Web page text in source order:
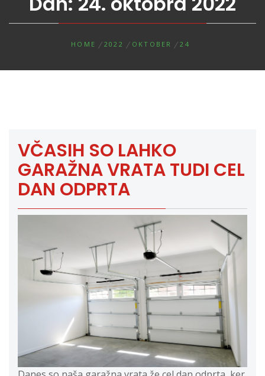
HOME 2022 OKTOBER 24
VČASIH SO LAHKO
GARAŽNA VRATA TUDI CEL
DAN ODPRTA